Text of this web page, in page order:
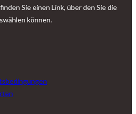
Sie einen Link, über den Sie die
können.